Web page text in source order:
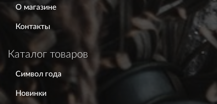
О магазине
Контакты
Каталог товаров
Символ года
Новинки